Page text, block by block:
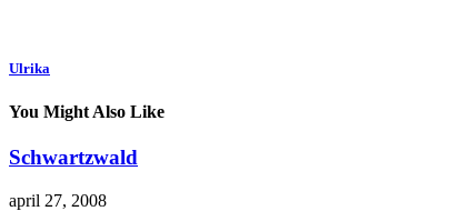
Ulrika
You Might Also Like
Schwartzwald
april 27, 2008